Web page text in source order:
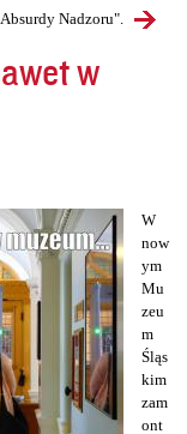
Nadzoru".
w
W
now
ym
Mu
zeu
m
Śląs
kim
zam
ont